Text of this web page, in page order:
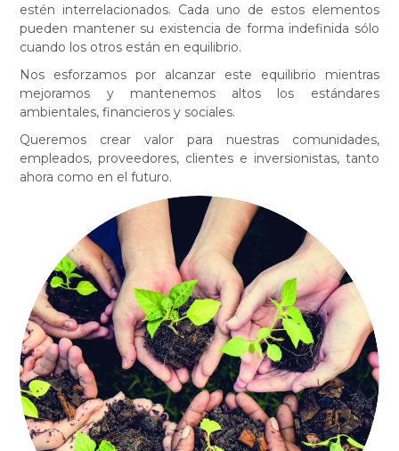
estén interrelacionados. Cada uno de estos elementos
pueden mantener su existencia de forma indefinida sólo
cuando los otros están en equilibrio.
Nos esforzamos por alcanzar este equilibrio mientras
mejoramos y mantenemos altos los estándares
ambientales, financieros y sociales.
Queremos crear valor para nuestras comunidades,
empleados, proveedores, clientes e inversionistas, tanto
ahora como en el futuro.